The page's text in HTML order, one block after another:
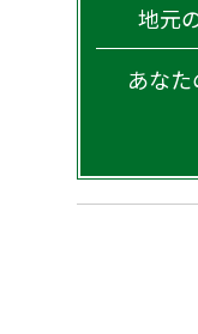
地元
あな